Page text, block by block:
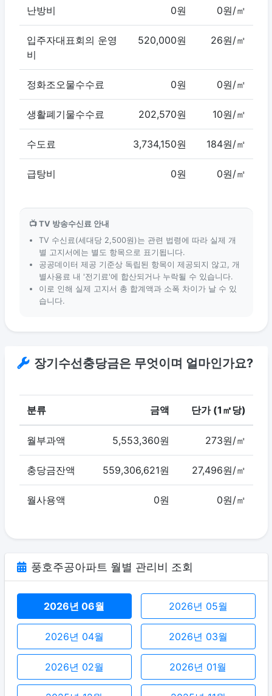
난방비 0원 0원/㎡
입주자대표회의 운영
비
520,000원 26원/㎡
정화조오물수수료 0원 0원/㎡
생활폐기물수수료 202,570원 10원/㎡
수도료 3,734,150원 184원/㎡
급탕비 0원 0원/㎡
📺 TV 방송수신료 안내
TV 수신료(세대당 2,500원)는 관련 법령에 따라 실제 개
별 고지서에는 별도 항목으로 표기됩니다.
공공데이터 제공 기준상 독립된 항목이 제공되지 않고, 개
별사용료 내 '전기료'에 합산되거나 누락될 수 있습니다.
이로 인해 실제 고지서 총 합계액과 소폭 차이가 날 수 있
습니다.
장기수선충당금은 무엇이며 얼마인가요?
분류 금액 단가 (1㎡당)
월부과액 5,553,360원 273원/㎡
충당금잔액 559,306,621원 27,496원/㎡
월사용액 0원 0원/㎡
풍호주공아파트 월별 관리비 조회
2026년 06월 2026년 05월
2026년 04월 2026년 03월
2026년 02월 2026년 01월